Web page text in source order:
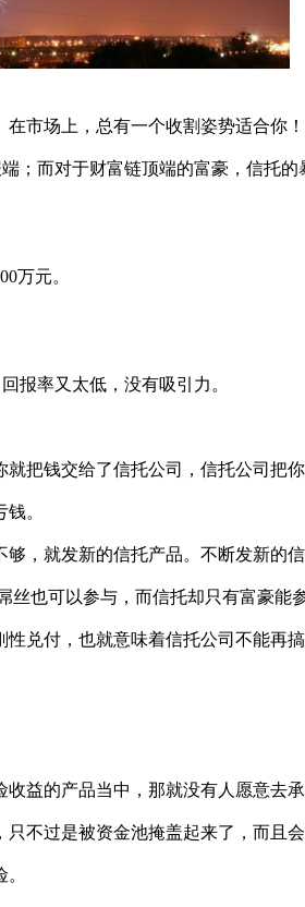
市场上，总有一个收割姿势适合你！
；而对于财富链顶端的富豪，信托的
万元。
报率又太低，没有吸引力。
把钱交给了信托公司，信托公司把
。
，就发新的信托产品。不断发新的
也可以参与，而信托却只有富豪能
兑付，也就意味着信托公司不能再
益的产品当中，那就没有人愿意去
不过是被资金池掩盖起来了，而且